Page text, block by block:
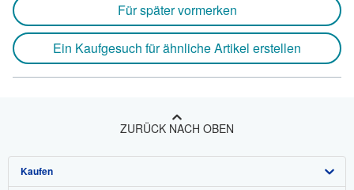
Für später vormerken
Ein Kaufgesuch für ähnliche Artikel erstellen
ZURÜCK NACH OBEN
Kaufen